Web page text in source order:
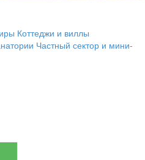
Коттеджи и виллы
Частный сектор и мини-